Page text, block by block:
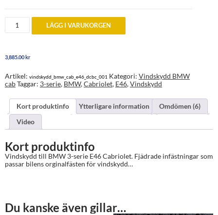
Vindskydd
BMW
E46
LÄGG I VARUKORGEN
3,885.00kr
Artikel: vindskydd_bmw_cab_e46_dcbc_001 Kategori: Vindskydd BMW
cabTaggar: 3-serie, BMW,Cabriolet, E46,Vindskydd
Kort produktinfo Ytterligare information
Omdömen (6)
Video
Kort produktinfo
Vindskydd till BMW 3-serie E46 Cabriolet. Fjädrade infästningar som
passar bilens orginalfästen för vindskydd…
Du kanske även gillar…